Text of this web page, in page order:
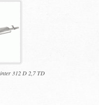
312 D 2,7 TD